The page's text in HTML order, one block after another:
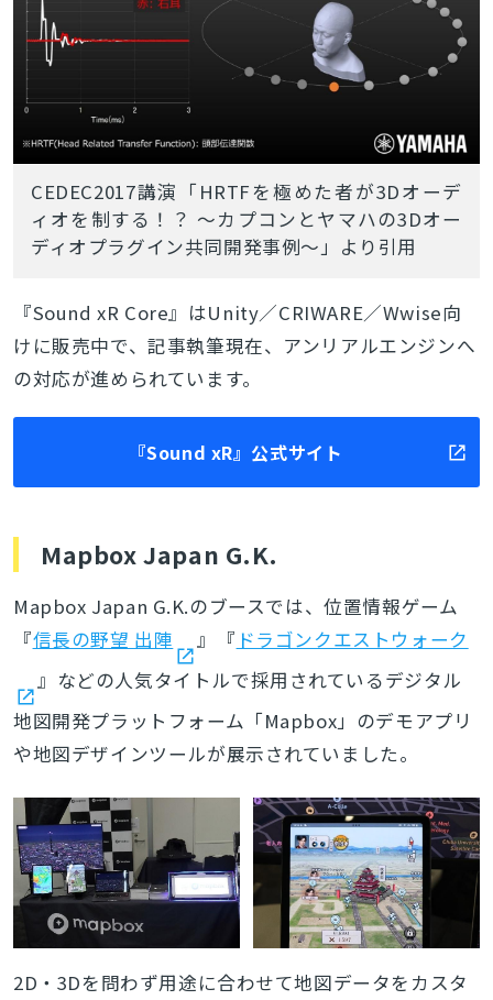
CEDEC2017講演「HRTFを極めた者が3Dオーデ
ィオを制する！？ ～カプコンとヤマハの3Dオー
ディオプラグイン共同開発事例～」より引用
『Sound xR Core』はUnity／CRIWARE／Wwise向
けに販売中で、記事執筆現在、アンリアルエンジンへ
の対応が進められています。
『Sound xR』公式サイト
Mapbox Japan G.K.
Mapbox Japan G.K.のブースでは、位置情報ゲーム
『信長の野望 出陣 』『 ドラゴンクエストウォーク
』などの人気タイトルで採用されているデジタル
地図開発プラットフォーム「Mapbox」のデモアプリ
や地図デザインツールが展示されていました。
2D・3Dを問わず用途に合わせて地図データをカスタ